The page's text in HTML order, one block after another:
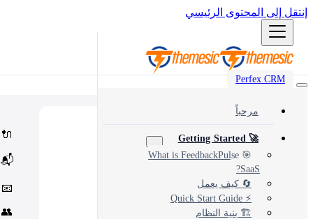
إنتقل إلى المحتوى الرئيسي
Perfex CRM
Most popular modules and add-ons
🔗
Integrations
Third-party services & APIs
Workflow automation & dev tools
🎨
Themes & Security
UI customization & protection
🔌
📬
📧
👥
مرحباً
🚀 Getting Started
🎯 What is FeedbackPulse
SaaS?
🔄 كيف يعمل
⚡ Quick Start Guide
🏗️ بنية النظام